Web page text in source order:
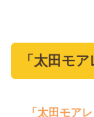
「太田モ
「太田モア